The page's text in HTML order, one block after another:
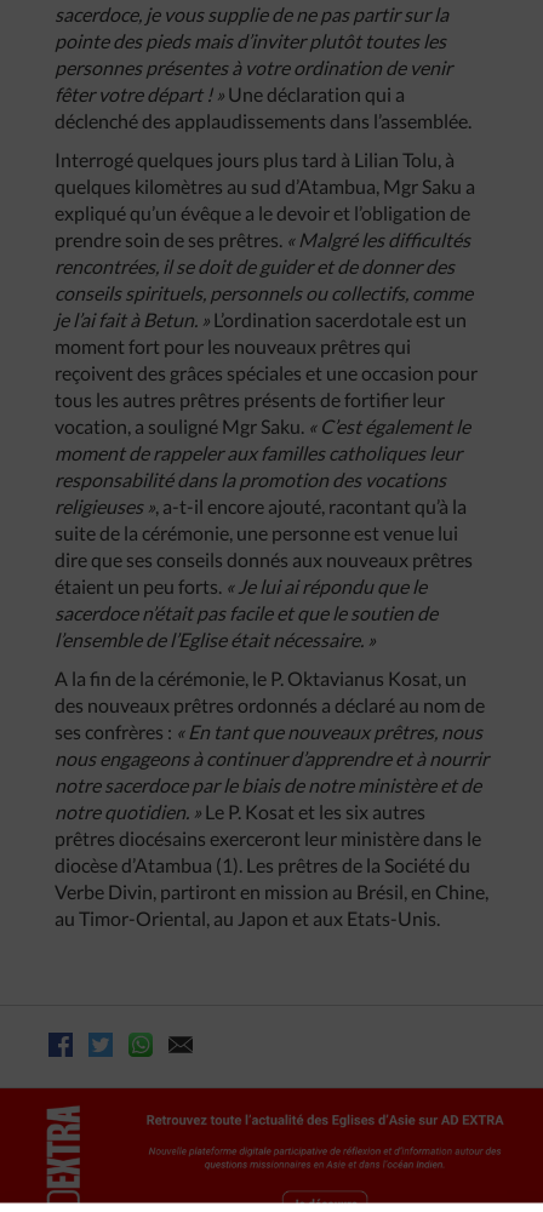
sacerdoce, je vous supplie de ne pas partir sur la
pointe des pieds mais d’inviter plutôt toutes les
personnes présentes à votre ordination de venir
fêter votre départ ! » Une déclaration qui a
déclenché des applaudissements dans l’assemblée.
Interrogé quelques jours plus tard à Lilian Tolu, à
quelques kilomètres au sud d’Atambua, Mgr Saku a
expliqué qu’un évêque a le devoir et l’obligation de
prendre soin de ses prêtres. « Malgré les difficultés
rencontrées, il se doit de guider et de donner des
conseils spirituels, personnels ou collectifs, comme
je l’ai fait à Betun. » L’ordination sacerdotale est un
moment fort pour les nouveaux prêtres qui
reçoivent des grâces spéciales et une occasion pour
tous les autres prêtres présents de fortifier leur
vocation, a souligné Mgr Saku. « C’est également le
moment de rappeler aux familles catholiques leur
responsabilité dans la promotion des vocations
religieuses », a-t-il encore ajouté, racontant qu’à la
suite de la cérémonie, une personne est venue lui
dire que ses conseils donnés aux nouveaux prêtres
étaient un peu forts. « Je lui ai répondu que le
sacerdoce n’était pas facile et que le soutien de
l’ensemble de l’Eglise était nécessaire. »
A la fin de la cérémonie, le P. Oktavianus Kosat, un
des nouveaux prêtres ordonnés a déclaré au nom de
ses confrères : « En tant que nouveaux prêtres, nous
nous engageons à continuer d’apprendre et à nourrir
notre sacerdoce par le biais de notre ministère et de
notre quotidien. » Le P. Kosat et les six autres
prêtres diocésains exerceront leur ministère dans le
diocèse d’Atambua (1). Les prêtres de la Société du
Verbe Divin, partiront en mission au Brésil, en Chine,
au Timor-Oriental, au Japon et aux Etats-Unis.